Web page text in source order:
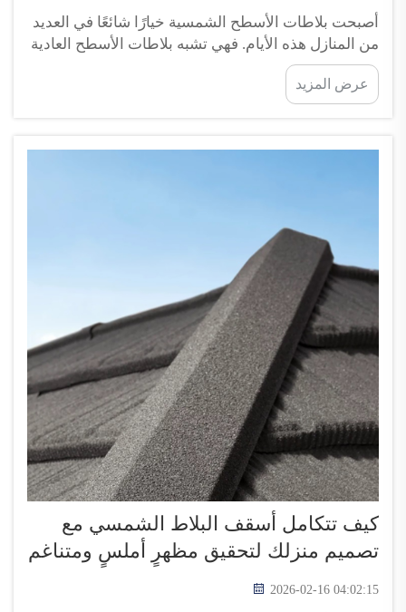
أصبحت بلاطات الأسطح الشمسية خيارًا شائعًا في العديد
من المنازل هذه الأيام. فهي تشبه بلاطات الأسطح العادية
من حيث المظهر، لكنها تحتوي داخلها على تقنية متخصصة
تحوّل أشعة الشمس إلى كهرباء. وواحدة من أكثر الأسئلة
التي يطرحها الناس هي ما إذا كانت هذه البلاطات عرضةً
عرض المزيد
كيف تتكامل أسقف البلاط الشمسي مع
تصميم منزلك لتحقيق مظهرٍ أملسٍ ومتناغم
2026-02-16 04:02:15